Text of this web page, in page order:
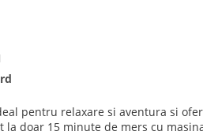
pentru relaxare si aventura si
doar 15 minute de mers cu